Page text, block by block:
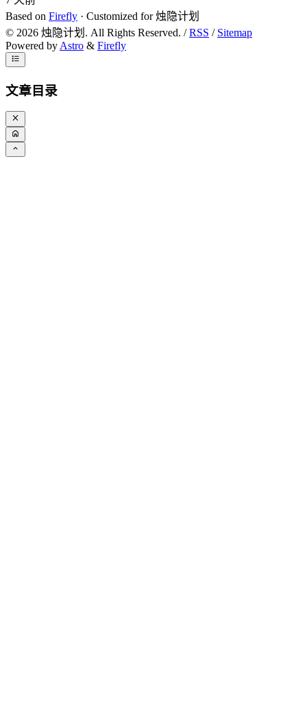
Based on Firefly · Customized for 烛隐计划
© 2026 烛隐计划. All Rights Reserved. /RSS / Sitemap
Powered by Astro & Firefly
文章目录